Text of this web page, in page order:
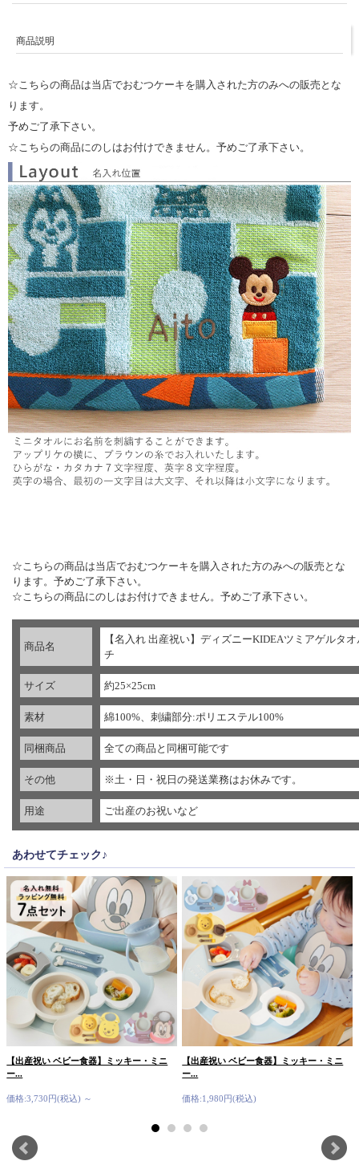
商品説明
☆こちらの商品は当店でおむつケーキを購入された方のみへの販売とな
ります。
予めご了承下さい。
☆こちらの商品にのしはお付けできません。予めご了承下さい。
☆こちらの商品は当店でおむつケーキを購入された方のみへの販売とな
ります。予めご了承下さい。
☆こちらの商品にのしはお付けできません。予めご了承下さい。
商品名
【名入れ 出産祝い】ディズニーKIDEAツミアゲルタ
チ
サイズ 約25×25cm
素材 綿100%、刺繍部分:ポリエステル100%
同梱商品 全ての商品と同梱可能です
その他 ※土・日・祝日の発送業務はお休みです。
用途 ご出産のお祝いなど
あわせてチェック♪
【出産祝い ベビー食器】ミッキー・ミニ
ー...
価格:3,730円(税込) ～
【出産祝い ベビー食器】ミッキー・ミニ
ー...
価格:1,980円(税込)